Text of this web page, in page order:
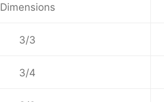
Dimensions
3/3
3/4